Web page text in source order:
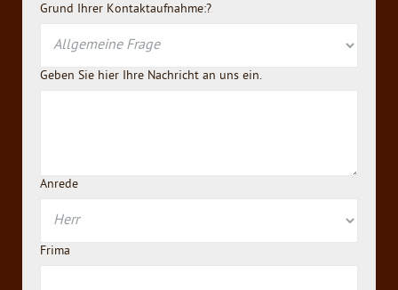
Grund Ihrer Kontaktaufnahme:?
Geben Sie hier Ihre Nachricht an uns ein.
Anrede
Frima